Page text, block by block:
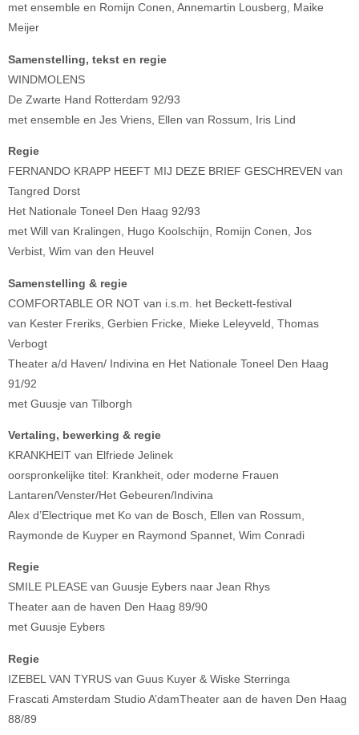
met ensemble en Romijn Conen, Annemartin Lousberg, Maike
Meijer
Samenstelling, tekst en regie
WINDMOLENS
De Zwarte Hand Rotterdam 92/93
met ensemble en Jes Vriens, Ellen van Rossum, Iris Lind
Regie
FERNANDO KRAPP HEEFT MIJ DEZE BRIEF GESCHREVEN van
Tangred Dorst
Het Nationale Toneel Den Haag 92/93
met Will van Kralingen, Hugo Koolschijn, Romijn Conen, Jos
Verbist, Wim van den Heuvel
Samenstelling & regie
COMFORTABLE OR NOT van i.s.m. het Beckett-festival
van Kester Freriks, Gerbien Fricke, Mieke Leleyveld, Thomas
Verbogt
Theater a/d Haven/ Indivina en Het Nationale Toneel Den Haag
91/92
met Guusje van Tilborgh
Vertaling, bewerking & regie
KRANKHEIT van Elfriede Jelinek
oorspronkelijke titel: Krankheit, oder moderne Frauen
Lantaren/Venster/Het Gebeuren/Indivina
Alex d’Electrique met Ko van de Bosch, Ellen van Rossum,
Raymonde de Kuyper en Raymond Spannet, Wim Conradi
Regie
SMILE PLEASE van Guusje Eybers naar Jean Rhys
Theater aan de haven Den Haag 89/90
met Guusje Eybers
Regie
IZEBEL VAN TYRUS van Guus Kuyer & Wiske Sterringa
Frascati Amsterdam Studio A’damTheater aan de haven Den Haag
88/89